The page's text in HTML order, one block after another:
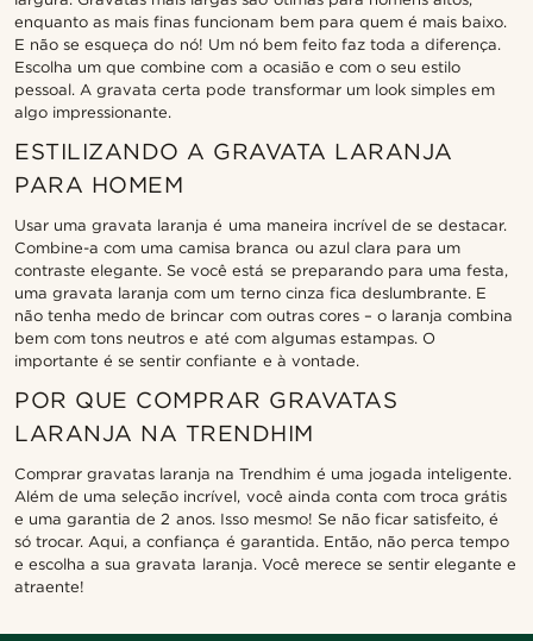
enquanto as mais finas funcionam bem para quem é mais baixo.
E não se esqueça do nó! Um nó bem feito faz toda a diferença.
Escolha um que combine com a ocasião e com o seu estilo
pessoal. A gravata certa pode transformar um look simples em
algo impressionante.
ESTILIZANDO A GRAVATA LARANJA
PARA HOMEM
Usar uma gravata laranja é uma maneira incrível de se destacar.
Combine-a com uma camisa branca ou azul clara para um
contraste elegante. Se você está se preparando para uma festa,
uma gravata laranja com um terno cinza fica deslumbrante. E
não tenha medo de brincar com outras cores – o laranja combina
bem com tons neutros e até com algumas estampas. O
importante é se sentir confiante e à vontade.
POR QUE COMPRAR GRAVATAS
LARANJA NA TRENDHIM
Comprar gravatas laranja na Trendhim é uma jogada inteligente.
Além de uma seleção incrível, você ainda conta com troca grátis
e uma garantia de 2 anos. Isso mesmo! Se não ficar satisfeito, é
só trocar. Aqui, a confiança é garantida. Então, não perca tempo
e escolha a sua gravata laranja. Você merece se sentir elegante e
atraente!